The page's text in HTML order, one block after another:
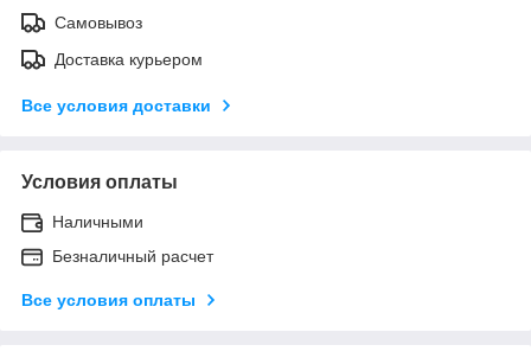
Самовывоз
Доставка курьером
Все условия доставки
Условия оплаты
Наличными
Безналичный расчет
Все условия оплаты